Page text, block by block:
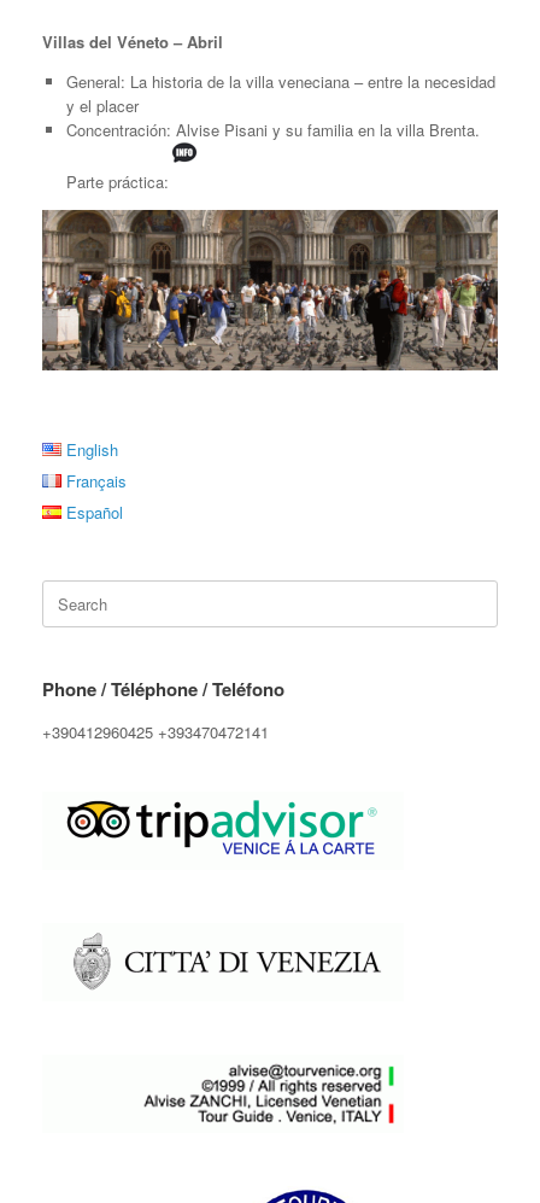
Villas del Véneto – Abril
General: La historia de la villa veneciana – entre la necesidad
y el placer
Concentración: Alvise Pisani y su familia en la villa Brenta.
Parte práctica:
English
Français
Español
for:
Phone / Téléphone / Teléfono
+390412960425 +393470472141